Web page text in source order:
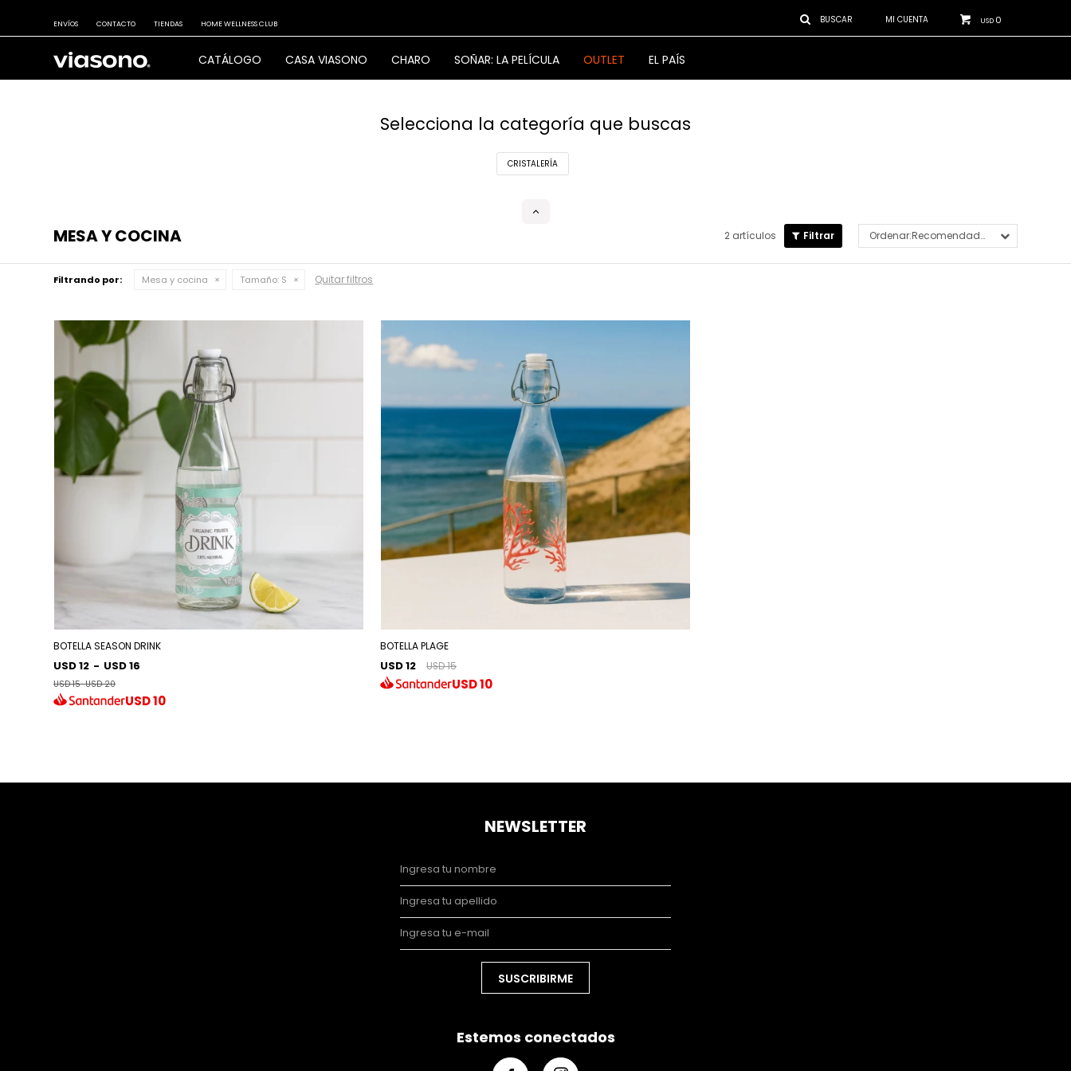
CATÁLOGO CASA VIASONO CHARO SOÑAR: LA PELÍCULA OUTLET EL PAÍS
USD 0
ENVÍOS CONTACTO TIENDAS HOME WELLNESS CLUB
Selecciona la categoría que buscas
CRISTALERÍA
MESA Y COCINA 2 artículos Recomendados
Filtrando por: Mesa y cocina Tamaño: S Quitar filtros
BOTELLA SEASON DRINK
USD 12 - USD 16
USD 15-USD 20
USD10
BOTELLA PLAGE
USD 12 USD 15
USD10
NEWSLETTER
SUSCRIBIRME
Estemos conectados